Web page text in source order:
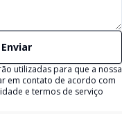
Enviar
utilizadas para que a nossa
em contato de acordo com
e termos de serviço